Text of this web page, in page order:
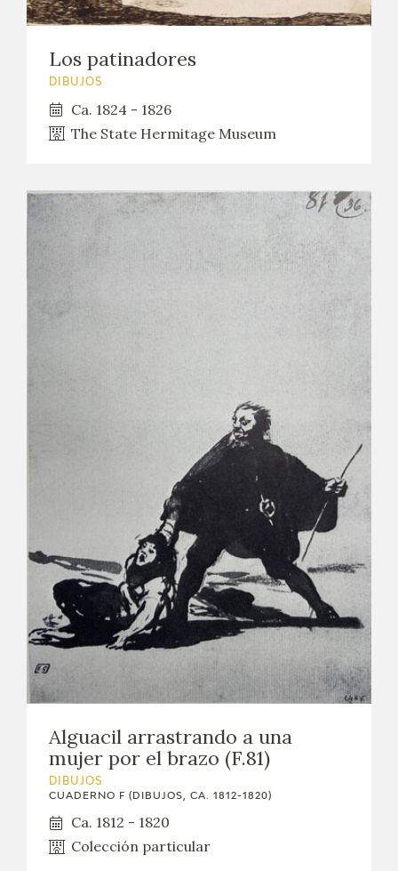
Los patinadores
DIBUJOS
Ca. 1824 - 1826
The State Hermitage Museum
Alguacil arrastrando a una
mujer por el brazo (F.81)
DIBUJOS
CUADERNO F (DIBUJOS, CA. 1812-1820)
Ca. 1812 - 1820
Colección particular